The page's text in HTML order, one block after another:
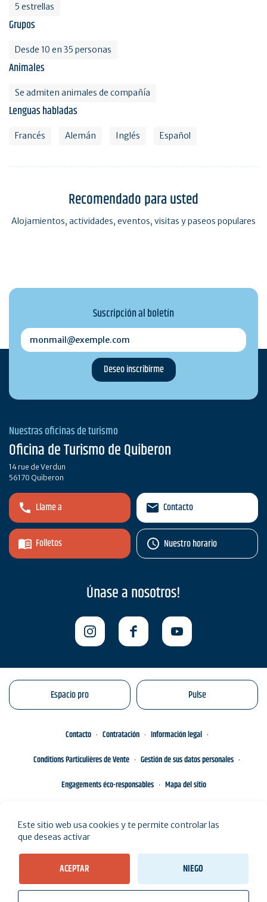
5 estrellas
Grupos
Desde 10 en 35 personas
Animales
Se admiten animales de compañía
Lenguas habladas
Francés Alemán Inglés Español
Recomendado para usted
Alojamientos, actividades, eventos, visitas y paseos populares
Suscripción al boletín
monmail@exemple.com
Nuestras oficinas de turismo
Oficina de Turismo de Quiberon
14 rue de Verdun
56170 Quiberon
Llame a
Folletos
Contacto
Nuestro horario
Únase a nosotros!
Espacio pro Pulse
Contacto Contratación
Información legal
Conditions Particulières de Vente
Gestión de sus datos personales
Engagements éco-responsables
Mapa del sitio
Este sitio web usa cookies y te permite controlar las
que deseas activar
ACEPTAR NIEGO